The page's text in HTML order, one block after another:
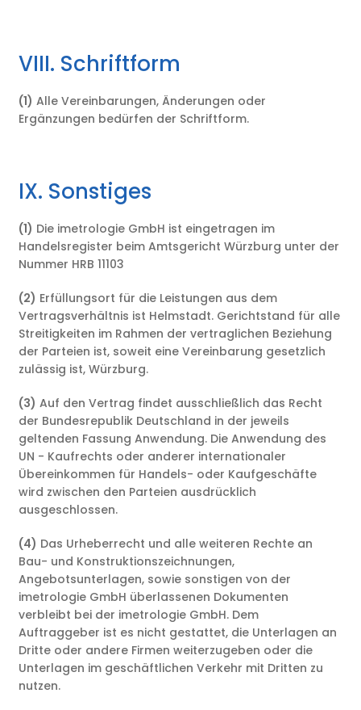
VIII. Schriftform
(1) Alle Vereinbarungen, Änderungen oder
Ergänzungen bedürfen der Schriftform.
IX. Sonstiges
(1) Die imetrologie GmbH ist eingetragen im
Handelsregister beim Amtsgericht Würzburg unter der
Nummer HRB 11103
(2) Erfüllungsort für die Leistungen aus dem
Vertragsverhältnis ist Helmstadt. Gerichtstand für alle
Streitigkeiten im Rahmen der vertraglichen Beziehung
der Parteien ist, soweit eine Vereinbarung gesetzlich
zulässig ist, Würzburg.
(3) Auf den Vertrag findet ausschließlich das Recht
der Bundesrepublik Deutschland in der jeweils
geltenden Fassung Anwendung. Die Anwendung des
UN - Kaufrechts oder anderer internationaler
Übereinkommen für Handels- oder Kaufgeschäfte
wird zwischen den Parteien ausdrücklich
ausgeschlossen.
(4) Das Urheberrecht und alle weiteren Rechte an
Bau- und Konstruktionszeichnungen,
Angebotsunterlagen, sowie sonstigen von der
imetrologie GmbH überlassenen Dokumenten
verbleibt bei der imetrologie GmbH. Dem
Auftraggeber ist es nicht gestattet, die Unterlagen an
Dritte oder andere Firmen weiterzugeben oder die
Unterlagen im geschäftlichen Verkehr mit Dritten zu
nutzen.